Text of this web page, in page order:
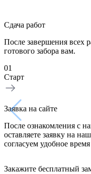
Сдача работ
После завершения всех
готового забора вам.
01
Старт
Заявка на сайте
После ознакомления с
оставляете заявку на
согласуем удобное
Закажите бесплатный